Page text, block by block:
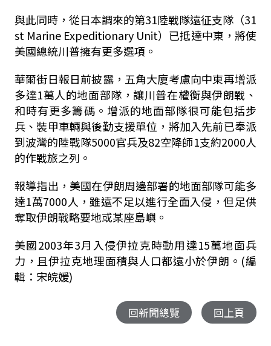
與此同時，從日本調來的第31陸戰隊遠征支隊（31
st Marine Expeditionary Unit）已抵達中東，將使
美國總統川普擁有更多選項。
華爾街日報日前披露，五角大廈考慮向中東再增派
多達1萬人的地面部隊，讓川普在權衡與伊朗戰、
和時有更多籌碼。增派的地面部隊很可能包括步
兵、裝甲車輛與後勤支援單位，將加入先前已奉派
到波灣的陸戰隊5000官兵及82空降師1支約2000人
的作戰旅之列。
報導指出，美國在伊朗周邊部署的地面部隊可能多
達1萬7000人，雖遠不足以進行全面入侵，但足供
奪取伊朗戰略要地或某座島嶼。
美國2003年3月入侵伊拉克時動用達15萬地面兵
力，且伊拉克地理面積與人口都遠小於伊朗。(編
輯：宋皖媛)
回新聞總覽 回上頁